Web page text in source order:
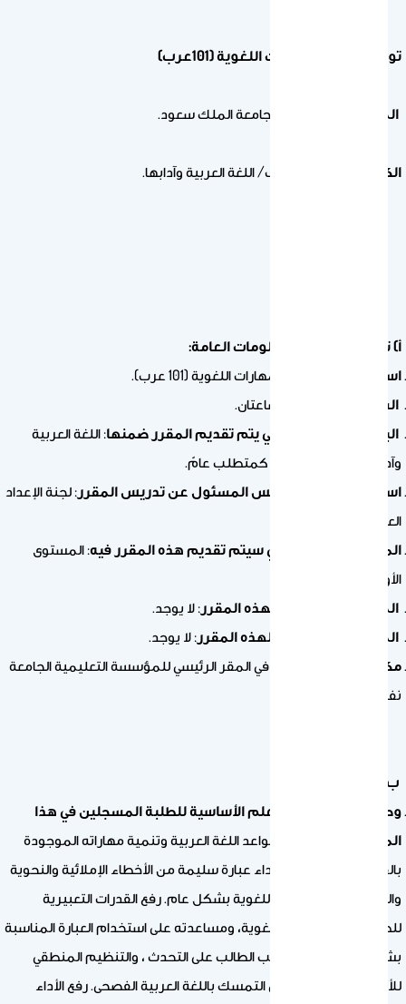
توصيف مقرر المهارات اللغوية (101عرب)
المؤسسة التعليمية: جامعة الملك سعود.
الكلـية / القسـم: الآداب/ اللغة العربية وآدابها.
أ) تحديد المقرر والمعلومات العامة:
اسم المقرر ورمزه:
المهارات اللغوية (101 عرب).
الساعات المعتمدة
: ساعتان.
البرنامج أو البرامج التي يتم تقديم المقرر ضمنها: اللغة العربية
وآدابها، وكليات الجامعة كمتطلب عامّ.
اسم عضو هيئة التدريس المسئول عن تدريس المقرر : لجنة الإعداد
العام.
المستوى أو السنة التي سيتم تقديم هذه المقرر فيه: المستوى
الأول.
المتطلبات المسبقة لهذه المقرر : لا يوجد.
المتطلبات المصاحبة لهذه المقرر : لا يوجد.
مكان تدريس المقرر:
في المقر الرئيسي للمؤسسة التعليمية الجامعة
نفسها.
ب) الأهداف:
وصف موجز لنواتج التعلم الأساسية للطلبة المسجلين في هذا
المقرر:
تعليم الطالب قواعد اللغة العربية وتنمية مهاراته الموجودة
بالفعل بحيث يستطيع أداء عبارة سليمة من الأخطاء الإملائية والنحوية
والصرفية والأسلوبية واللغوية بشكل عام. رفع القدرات التعبيرية
للطالب، وزيادة ثروته اللغوية، ومساعدته على استخدام العبارة المناسبة
بشكل دلالي واضح. تدريب الطالب على التحدث ، والتنظيم المنطقي
للأفكار ، مع الحرص على التمسك باللغة العربية الفصحى. رفع الأداء